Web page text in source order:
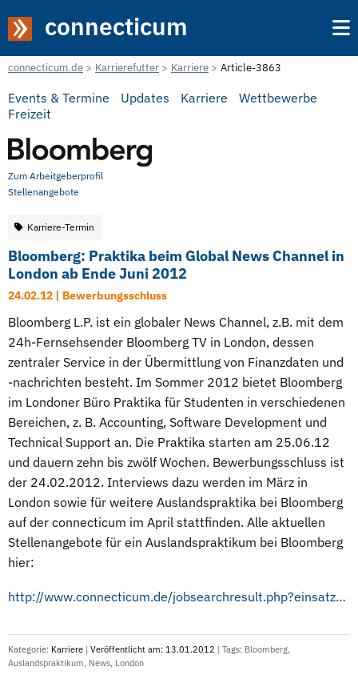
connecticum
connecticum.de Karrierefutter Karriere Article-3863
Events & Termine Updates Karriere
Wettbewerbe
Freizeit
Zum Arbeitgeberprofil
Stellenangebote
Karriere-Termin
Bloomberg: Praktika beim Global News Channel in
London ab Ende Juni 2012
24.02.12 | Bewerbungsschluss
Bloomberg L.P. ist ein globaler News Channel, z.B. mit dem
24h-Fernsehsender Bloomberg TV in London, dessen
zentraler Service in der Übermittlung von Finanzdaten und
-nachrichten besteht. Im Sommer 2012 bietet Bloomberg
im Londoner Büro Praktika für Studenten in verschiedenen
Bereichen, z. B. Accounting, Software Development und
Technical Support an. Die Praktika starten am 25.06.12
und dauern zehn bis zwölf Wochen. Bewerbungsschluss ist
der 24.02.2012. Interviews dazu werden im März in
London sowie für weitere Auslandspraktika bei Bloomberg
auf der connecticum im April stattfinden. Alle aktuellen
Stellenangebote für ein Auslandspraktikum bei Bloomberg
hier:
http://www.connecticum.de/jobsearchresult.php?einsatzort_bereich=ohne_de&beschaeftigungsarten[]=4&unternehmensbezeichnungen[]=3420
Kategorie: Karriere | Veröffentlicht am: 13.01.2012 | Tags: Bloomberg,
Auslandspraktikum, News, London